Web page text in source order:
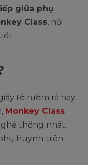
giữa phụ
Class, nội
tờ rườm rà hay
Monkey Class
thống nhất,
huynh trên